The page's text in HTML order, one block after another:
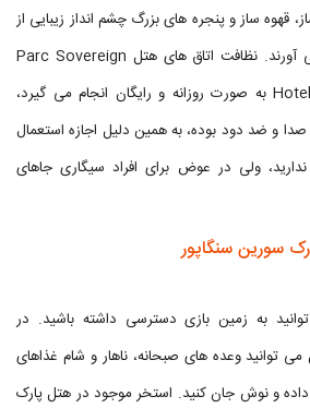
قهوه ساز و پنجره های بزرگ چشم انداز زیبایی از
شهر را برایتان به ارمغان می آورند. نظافت اتاق های هتل Parc Sovereign
Hotel Singapore - Albert St به صورت روزانه و رایگان انجام می گیرد،
و ضد دود بوده، به همین دلیل اجازه استعمال
ولی در عوض برای افراد سیگاری جاهای
سورین سنگاپور
به زمین بازی دسترسی داشته باشید. در
توانید وعده های صبحانه، ناهار و شام غذاهای
و نوش جان کنید. استخر موجود در هتل پارک